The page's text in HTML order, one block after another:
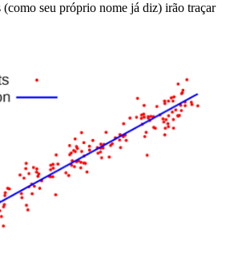
(como seu próprio nome já diz) irão traçar